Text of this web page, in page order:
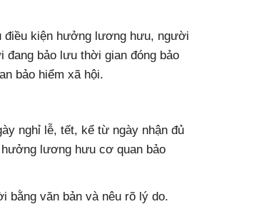
điều kiện hưởng lương hưu, người
đang bảo lưu thời gian đóng bảo
bảo hiểm xã hội.
nghỉ lễ, tết, kể từ ngày nhận đủ
lương hưu cơ quan bảo
bằng văn bản và nêu rõ lý do.